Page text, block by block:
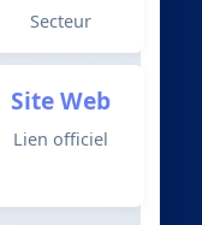
Secteur
Site Web
Lien officiel